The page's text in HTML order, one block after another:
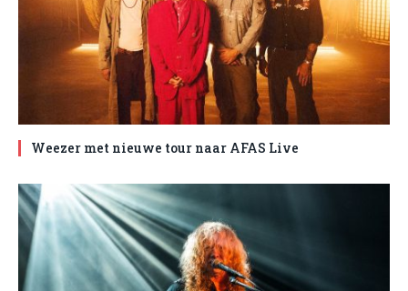
Weezer met nieuwe tour naar AFAS Live